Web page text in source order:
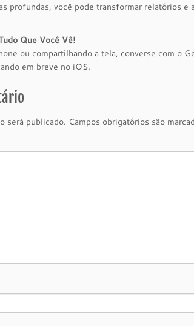
profundas, você pode transformar relatórios
Que Você Vê!
ou compartilhando a tela, converse com o
em breve no iOS.
será publicado. Campos obrigatórios são